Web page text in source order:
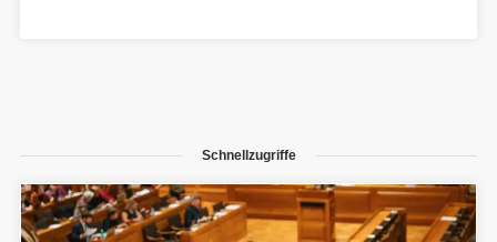
Schnellzugriffe